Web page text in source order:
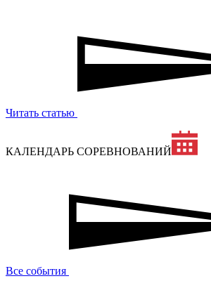
Читать статью
КАЛЕНДАРЬ СОРЕВНОВАНИЙ
Все события